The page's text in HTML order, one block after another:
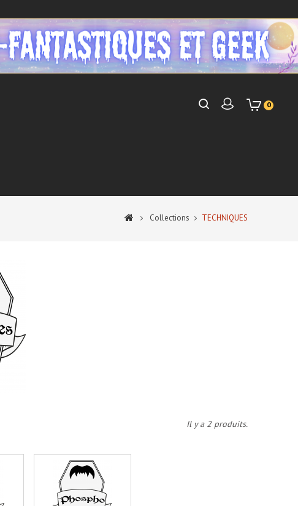
0
Collections TECHNIQUES
Il y a 2 produits.